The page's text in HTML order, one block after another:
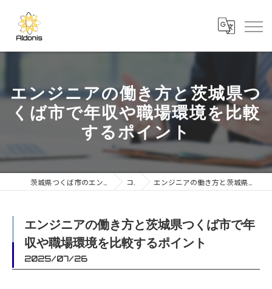
エンジニアの働き方と茨城県つ
くば市で年収や職場環境を比較
するポイント
コラム エンジニアの働き方と茨城県つくば市で年収や職場環境を比較するポイント
エンジニアの働き方と茨城県つくば市で年
収や職場環境を比較するポイント
2025/07/26